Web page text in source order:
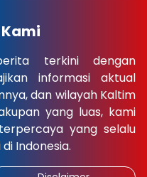
terkini dengan
informasi aktual
dan wilayah Kaltim
yang luas, kami
yang selalu
Indonesia.